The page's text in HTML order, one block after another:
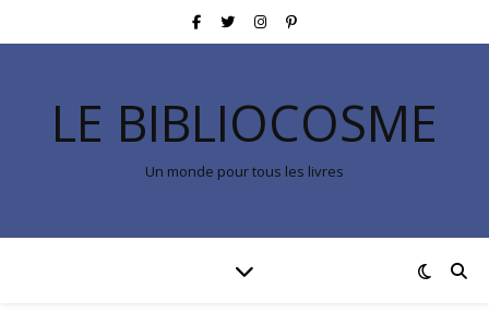
LE BIBLIOCOSME
Un monde pour tous les livres